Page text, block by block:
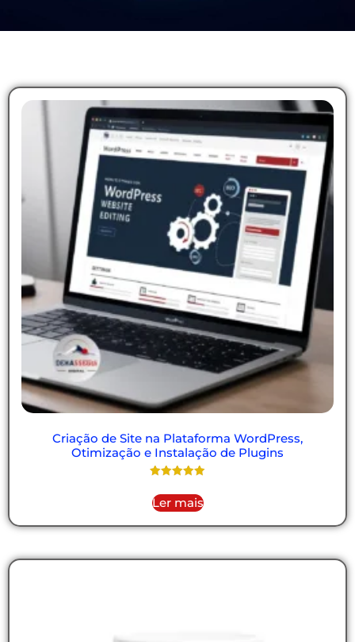
Criação de Site na Plataforma WordPress,
Otimização e Instalação de Plugins
5.00
de 5
Ler mais